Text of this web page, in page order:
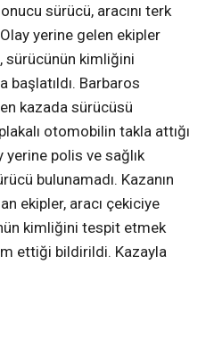
sürücü, aracını terk
yerine gelen ekipler
sürücünün kimliğini
başlatıldı. Barbaros
kazada sürücüsü
otomobilin takla attığı
polis ve sağlık
bulunamadı. Kazanın
ekipler, aracı çekiciye
kimliğini tespit etmek
ettiği bildirildi. Kazayla